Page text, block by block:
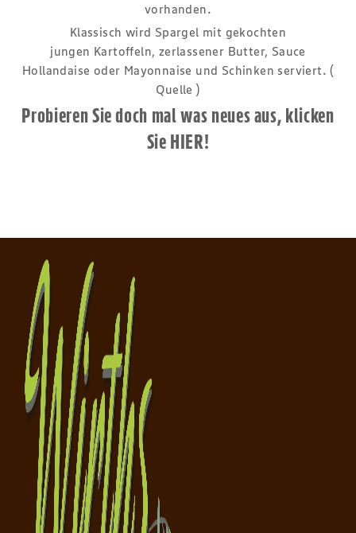
vorhanden.
Klassisch wird Spargel mit gekochten
jungen Kartoffeln, zerlassener Butter, Sauce
Hollandaise oder Mayonnaise und Schinken serviert. (
Quelle )
Probieren Sie doch mal was neues aus, klicken
SieHIER!